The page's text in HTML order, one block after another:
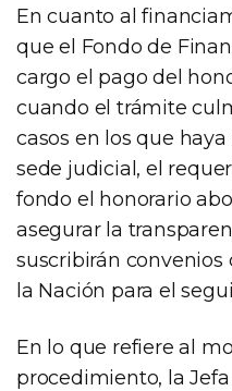
En cuanto al
que el Fondo de
cargo el pago del
cuando el trámite
casos en los que
sede judicial, el
fondo el honorario
asegurar la
suscribirán convenios
la Nación para el
En lo que refiere al
procedimiento, la